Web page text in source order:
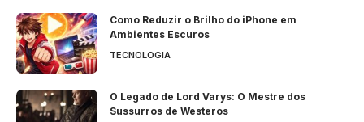
Como Reduzir o Brilho do iPhone em
Ambientes Escuros
TECNOLOGIA
O Legado de Lord Varys: O Mestre dos
Sussurros de Westeros